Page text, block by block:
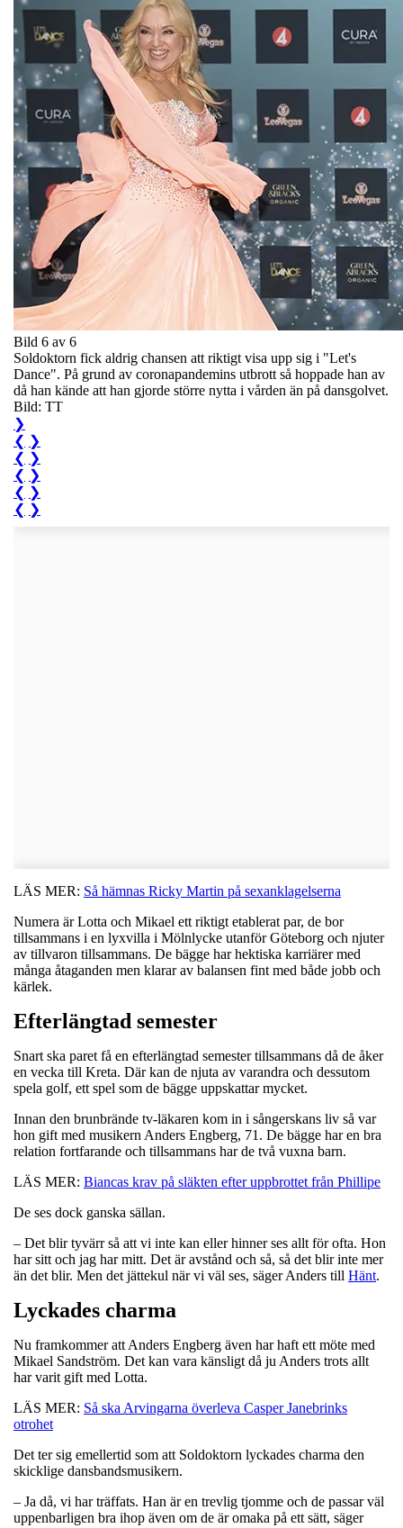
Bild 6 av 6
Soldoktorn fick aldrig chansen att riktigt visa upp sig i "Let's
Dance". På grund av coronapandemins utbrott så hoppade han av
då han kände att han gjorde större nytta i vården än på dansgolvet.
Bild: TT
❯
❮ ❯
❮ ❯
❮ ❯
❮ ❯
❮ ❯
LÄS MER: Så hämnas Ricky Martin på sexanklagelserna
Numera är Lotta och Mikael ett riktigt etablerat par, de bor
tillsammans i en lyxvilla i Mölnlycke utanför Göteborg och njuter
av tillvaron tillsammans. De bägge har hektiska karriärer med
många åtaganden men klarar av balansen fint med både jobb och
kärlek.
Efterlängtad semester
Snart ska paret få en efterlängtad semester tillsammans då de åker
en vecka till Kreta. Där kan de njuta av varandra och dessutom
spela golf, ett spel som de bägge uppskattar mycket.
Innan den brunbrände tv-läkaren kom in i sångerskans liv så var
hon gift med musikern Anders Engberg, 71. De bägge har en bra
relation fortfarande och tillsammans har de två vuxna barn.
LÄS MER: Biancas krav på släkten efter uppbrottet från Phillipe
De ses dock ganska sällan.
– Det blir tyvärr så att vi inte kan eller hinner ses allt för ofta. Hon
har sitt och jag har mitt. Det är avstånd och så, så det blir inte mer
än det blir. Men det jättekul när vi väl ses, säger Anders till Hänt.
Lyckades charma
Nu framkommer att Anders Engberg även har haft ett möte med
Mikael Sandström. Det kan vara känsligt då ju Anders trots allt
har varit gift med Lotta.
LÄS MER: Så ska Arvingarna överleva Casper Janebrinks
otrohet
Det ter sig emellertid som att Soldoktorn lyckades charma den
skicklige dansbandsmusikern.
– Ja då, vi har träffats. Han är en trevlig tjomme och de passar väl
uppenbarligen bra ihop även om de är omaka på ett sätt, säger